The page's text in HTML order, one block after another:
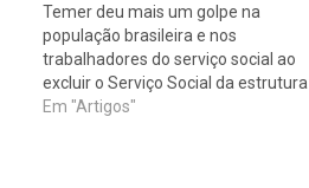
Temer deu mais um golpe na
população brasileira e nos
trabalhadores do serviço social ao
excluir o Serviço Social da estrutura
do Instituto Nacional de Seguridade
Em "Artigos"